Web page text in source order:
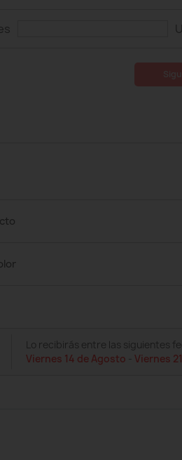
Lo recibirás entre las siguientes
Viernes 14 de Agosto - Viernes